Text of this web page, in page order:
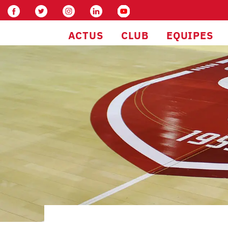
ACTUS CLUB EQUIPES